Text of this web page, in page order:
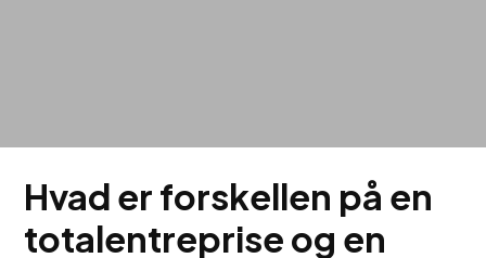
Hvad er forskellen på en
totalentreprise og en